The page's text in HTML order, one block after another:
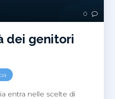
0
dei genitori
entra nelle scelte di